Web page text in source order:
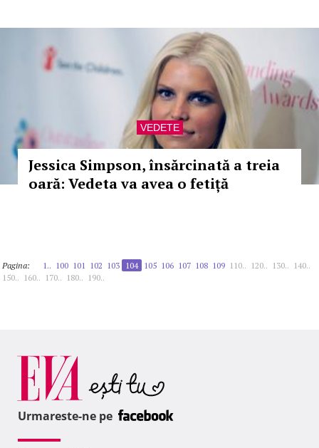
VEDETE
Jessica Simpson, însărcinată a treia
oară: Vedeta va avea o fetiță
Pagina: 1.. 100 101 102 103 104 105 106 107 108 109 110.. 120.. 130.. 140..
150.. 160.. 170.. 180.. 190..
Urmareste-ne pe